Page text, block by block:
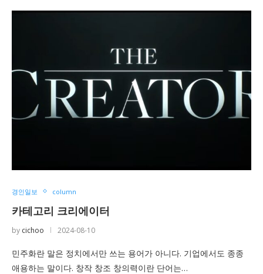
경인일보 column
카테고리 크리에이터
by cichoo 2024-08-10
민주화란 말은 정치에서만 쓰는 용어가 아니다. 기업에서도 종종
애용하는 말이다. 창작 창조 창의력이란 단어는…